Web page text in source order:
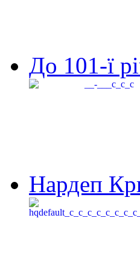
До 101-ї
Нардеп